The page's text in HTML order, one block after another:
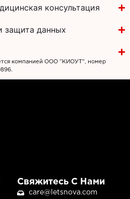
консультация
защита данных
компанией ООО “КИОУТ”, номер
Свяжитесь С Нами
care@letsnova.com